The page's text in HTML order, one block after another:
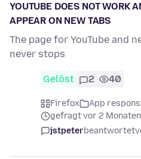
YOUTUBE DOES NOT WORK
APPEAR ON NEW TABS
The page for YouTube and
never stops
Gelöst 2 40
Firefox
App
gefragt vor 2 Monaten
jstpeterbeantwortet